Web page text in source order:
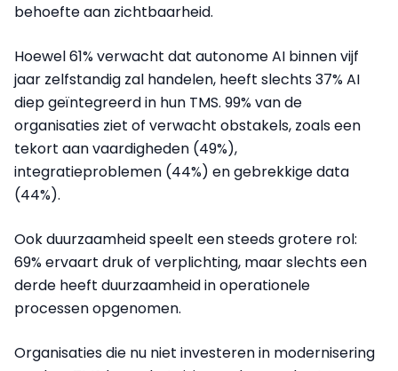
behoefte aan zichtbaarheid.
Hoewel 61% verwacht dat autonome AI binnen vijf
jaar zelfstandig zal handelen, heeft slechts 37% AI
diep geïntegreerd in hun TMS. 99% van de
organisaties ziet of verwacht obstakels, zoals een
tekort aan vaardigheden (49%),
integratieproblemen (44%) en gebrekkige data
(44%).
Ook duurzaamheid speelt een steeds grotere rol:
69% ervaart druk of verplichting, maar slechts een
derde heeft duurzaamheid in operationele
processen opgenomen.
Organisaties die nu niet investeren in modernisering